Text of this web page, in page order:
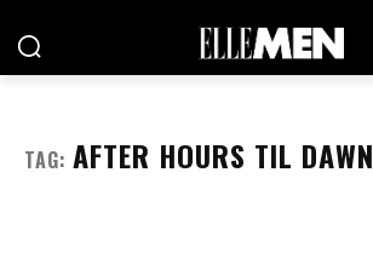
TAG: AFTER HOURS TIL DAWN